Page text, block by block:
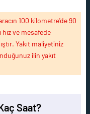
100 kilometre'de 90
hız ve mesafede
Yakıt maliyetiniz
ilin yakıt
Saat?